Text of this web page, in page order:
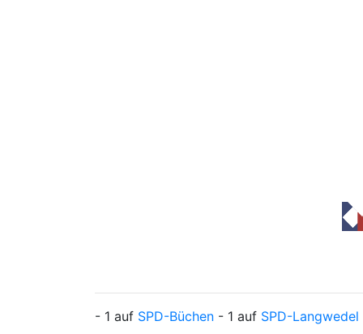
- 1 auf SPD-Büchen - 1 auf SPD-Langwedel